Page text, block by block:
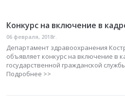
Конкурс на включение в
06 февраля, 2018г.
Департамент здравоохранения
объявляет конкурс на включение в
государственной гражданской
Подробнее >>